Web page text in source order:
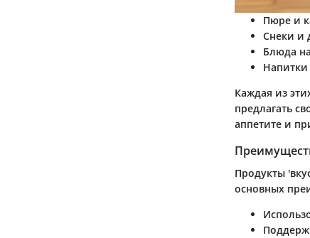
Пюре и
Снеки и
Блюда
Напитки
Каждая из
предлагать
аппетите и
Продукты
основных